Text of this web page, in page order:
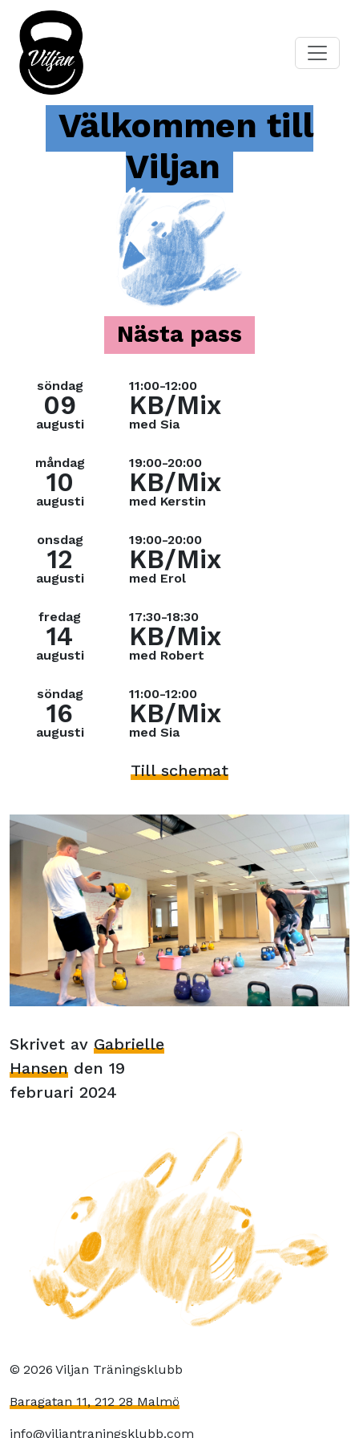
Skrivet av Gabrielle
Hansen den 19
februari 2024
Välkommen till
Viljan
Nästa pass
söndag
09
augusti
11:00-12:00
KB/Mix
med Sia
måndag
10
augusti
19:00-20:00
KB/Mix
med Kerstin
onsdag
12
augusti
19:00-20:00
KB/Mix
med Erol
fredag
14
augusti
17:30-18:30
KB/Mix
med Robert
söndag
16
augusti
11:00-12:00
KB/Mix
med Sia
Till schemat
© 2026 Viljan Träningsklubb
Baragatan 11, 212 28 Malmö
info@viljantraningsklubb.com